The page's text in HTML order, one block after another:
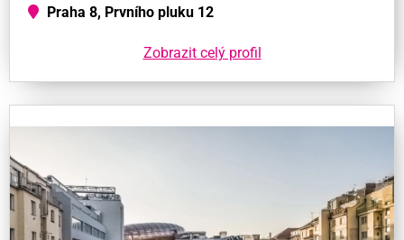
Praha 8, Prvního pluku 12
Zobrazit celý profil